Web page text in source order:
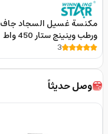
مكنسة غسيل السجاد جاف
ورطب وينينج ستار 450 واط
Winning Star Portable
Carpet Washing Machine
3
وصل حديثاً